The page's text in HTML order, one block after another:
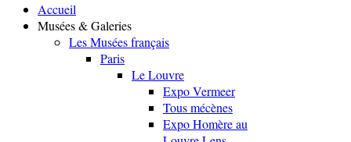
Accueil
Musées & Galeries
Les Musées français
Paris
Le Louvre
Expo Vermeer
Tous mécènes
Expo Homère au